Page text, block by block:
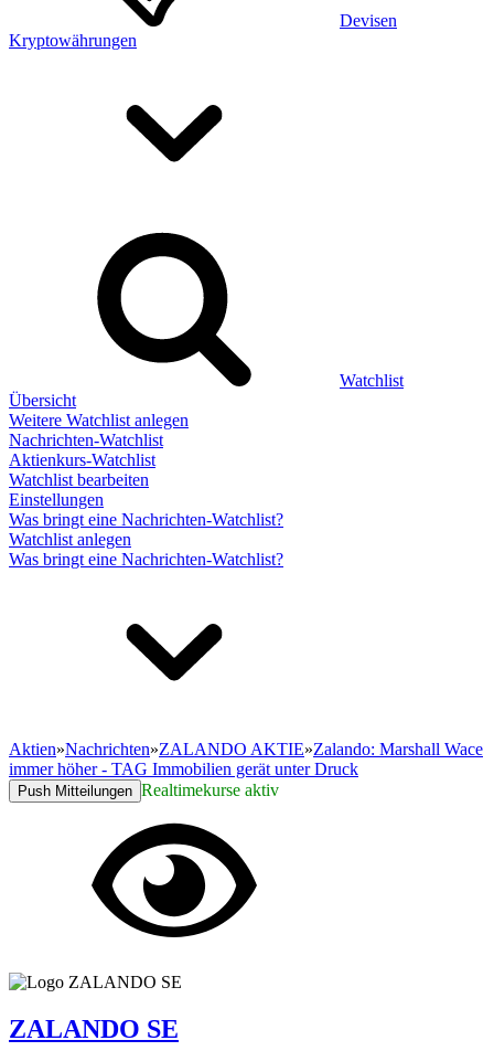
Devisen
Kryptowährungen
Watchlist
Übersicht
Weitere Watchlist anlegen
Nachrichten-Watchlist
Aktienkurs-Watchlist
Watchlist bearbeiten
Einstellungen
Was bringt eine Nachrichten-Watchlist?
Watchlist anlegen
Was bringt eine Nachrichten-Watchlist?
Aktien»Nachrichten»ZALANDO AKTIE»Zalando: Marshall Wace
immer höher - TAG Immobilien gerät unter Druck
Push Mitteilungen Realtimekurse aktiv
ZALANDO SE